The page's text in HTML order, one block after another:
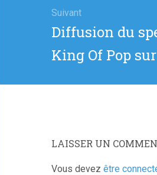
Suivant
Article
:
Diffusion du
King Of Pop
LAISSER UN
Vous devez être